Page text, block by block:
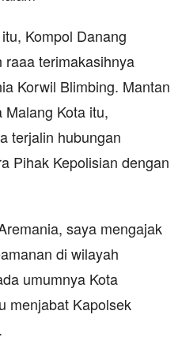
Kompol Danang
raaa terimakasihnya
Korwil Blimbing. Mantan
Kota itu,
terjalin hubungan
Pihak Kepolisian dengan
saya mengajak
di wilayah
umumnya Kota
menjabat Kapolsek